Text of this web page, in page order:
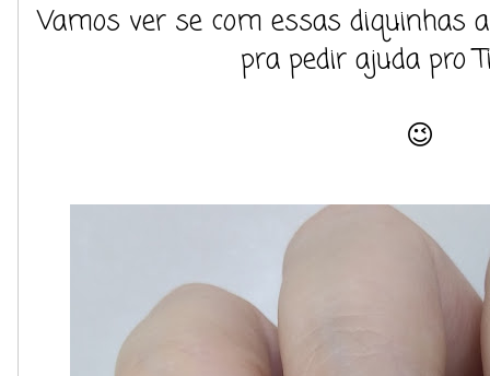
Vamos ver se com essas diquinhas
pra pedir ajuda pro
😉